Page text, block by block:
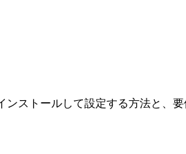
ストールして設定する方法と、